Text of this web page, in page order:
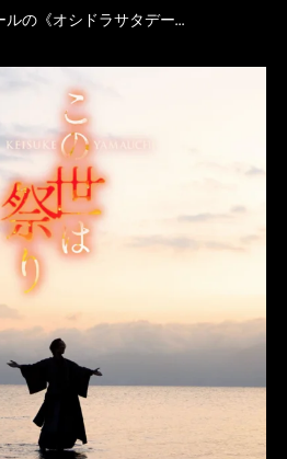
の《オシドラサタデー…